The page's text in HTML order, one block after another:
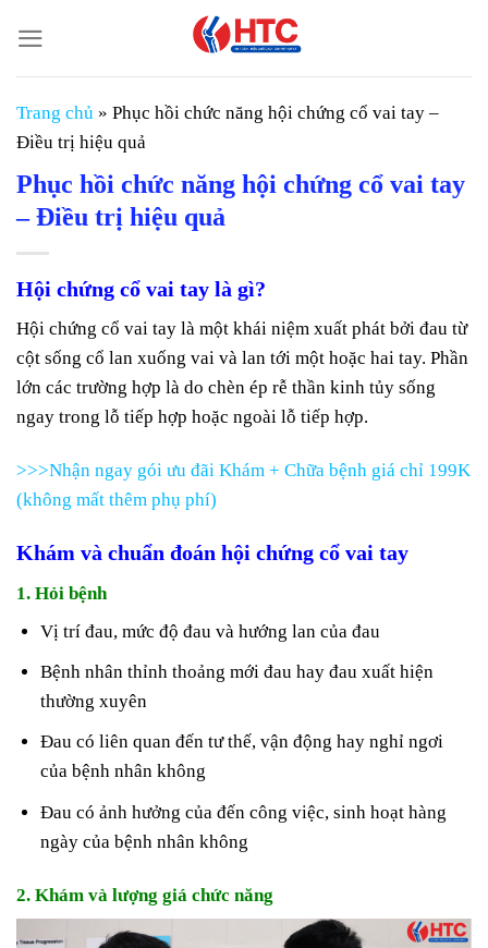
đến
nội
dung
Trang chủ » Phục hồi chức năng hội chứng cổ vai tay –
Điều trị hiệu quả
Phục hồi chức năng hội chứng cổ vai tay
– Điều trị hiệu quả
Hội chứng cổ vai tay là gì?
Hội chứng cổ vai tay là một khái niệm xuất phát bởi đau từ
cột sống cổ lan xuống vai và lan tới một hoặc hai tay. Phần
lớn các trường hợp là do chèn ép rễ thần kinh tủy sống
ngay trong lỗ tiếp hợp hoặc ngoài lỗ tiếp hợp.
>>>Nhận ngay gói ưu đãi Khám + Chữa bệnh giá chỉ 199K
(không mất thêm phụ phí)
Khám và chuẩn đoán hội chứng cổ vai tay
1. Hỏi bệnh
Vị trí đau, mức độ đau và hướng lan của đau
Bệnh nhân thỉnh thoảng mới đau hay đau xuất hiện
thường xuyên
Đau có liên quan đến tư thế, vận động hay nghỉ ngơi
của bệnh nhân không
Đau có ảnh hưởng của đến công việc, sinh hoạt hàng
ngày của bệnh nhân không
2. Khám và lượng giá chức năng